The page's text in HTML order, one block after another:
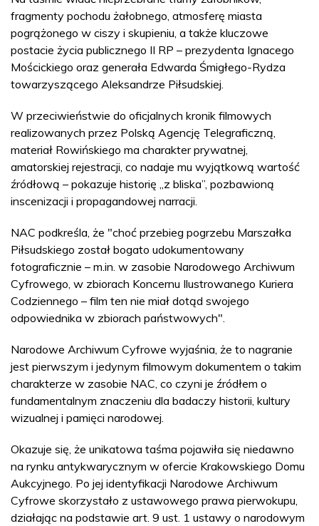
fragmenty pochodu żałobnego, atmosferę miasta
pogrążonego w ciszy i skupieniu, a także kluczowe
postacie życia publicznego II RP – prezydenta Ignacego
Mościckiego oraz generała Edwarda Śmigłego-Rydza
towarzyszącego Aleksandrze Piłsudskiej.
W przeciwieństwie do oficjalnych kronik filmowych
realizowanych przez Polską Agencję Telegraficzną,
materiał Rowińskiego ma charakter prywatnej,
amatorskiej rejestracji, co nadaje mu wyjątkową wartość
źródłową – pokazuje historię „z bliska”, pozbawioną
inscenizacji i propagandowej narracji.
NAC podkreśla, że "choć przebieg pogrzebu Marszałka
Piłsudskiego został bogato udokumentowany
fotograficznie – m.in. w zasobie Narodowego Archiwum
Cyfrowego, w zbiorach Koncernu Ilustrowanego Kuriera
Codziennego – film ten nie miał dotąd swojego
odpowiednika w zbiorach państwowych".
Narodowe Archiwum Cyfrowe wyjaśnia, że to nagranie
jest pierwszym i jedynym filmowym dokumentem o takim
charakterze w zasobie NAC, co czyni je źródłem o
fundamentalnym znaczeniu dla badaczy historii, kultury
wizualnej i pamięci narodowej.
Okazuje się, że unikatowa taśma pojawiła się niedawno
na rynku antykwarycznym w ofercie Krakowskiego Domu
Aukcyjnego. Po jej identyfikacji Narodowe Archiwum
Cyfrowe skorzystało z ustawowego prawa pierwokupu,
działając na podstawie art. 9 ust. 1 ustawy o narodowym